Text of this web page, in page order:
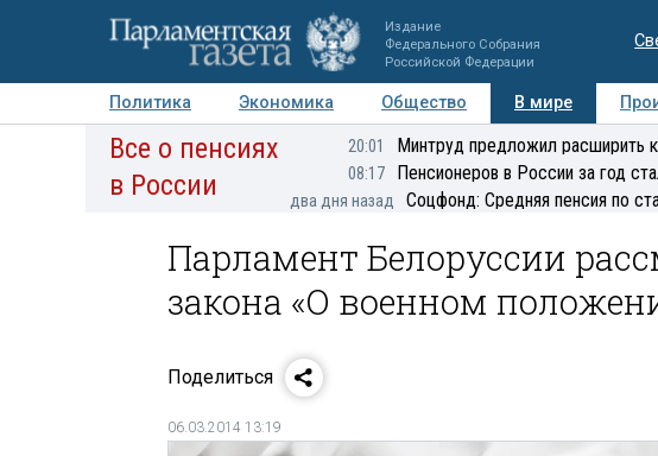
Издание
Федерального Собрания
Российской Федерации
Политика Экономика Общество В мире
Авторы Персоны Мнения Регионы
Все о пенсиях
в России
20:01 Минтруд предложил расширить
08:17 Пенсионеров в России за год
два дня назад Соцфонд: Средняя пенсия по
Парламент Белоруссии
закона «О военном
Поделиться
06.03.2014 13:19